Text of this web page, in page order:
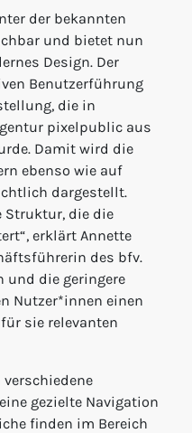
der bekannten
und bietet nun
Design. Der
Benutzerführung
die in
pixelpublic aus
Damit wird die
ebenso wie auf
dargestellt.
Struktur, die die
erklärt Annette
des bfv.
und die geringere
Nutzer*innen einen
sie relevanten
gezielte Navigation
finden im Bereich